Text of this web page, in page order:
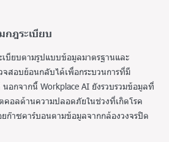
ฎระเบียบ
บียบตามรูปแบบข้อมูลมาตรฐานและ
จสอบย้อนกลับได้เพื่อกระบวนการที่มี
อกจากนี้ Workplace AI ยังรวบรวมข้อมูลที่
อลด้านความปลอดภัยในช่วงที่เกิดโรค
ก๊าซคาร์บอนตามข้อมูลจากกล้องวงจรปิด